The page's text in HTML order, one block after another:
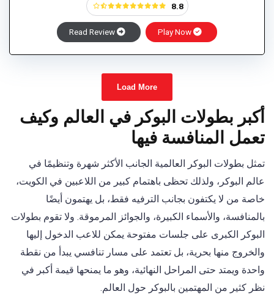
8.8
Load More
أكبر بطولات البوكر في العالم وكيف
تعمل المنافسة فيها
تمثل بطولات البوكر العالمية الجانب الأكثر شهرة وتنظيمًا في
عالم البوكر، ولذلك تحظى باهتمام كبير من اللاعبين في الكويت،
خاصة من لا يكتفون بجانب الترفيه فقط، بل يهتمون أيضًا
بالمنافسة، والأسماء الكبيرة، والجوائز المرموقة. ولا تقوم بطولات
البوكر الكبرى على جلسات مفتوحة يمكن للاعب الدخول إليها
والخروج منها بحرية، بل تعتمد على مسار تنافسي يبدأ من نقطة
واحدة ويمتد حتى المراحل النهائية، وهو ما يمنحها قيمة أكبر في
نظر كثير من المهتمين بالبوكر حول العالم.